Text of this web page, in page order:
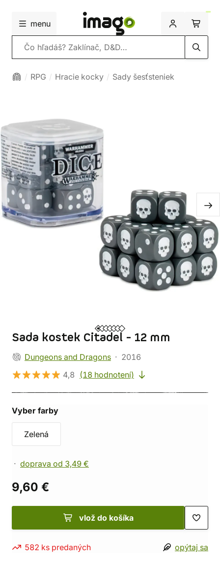
menu
Vyhľadávanie
RPG Hracie kocky Sady šesťsteniek
Sada kostek Citadel - 12 mm
Dungeons and Dragons
2016
4,8
(18 hodnotení)
Vyber farby
Zelená
doprava od 3,49 €
9,60 €
vlož do košíka
582 ks predaných opýtaj sa